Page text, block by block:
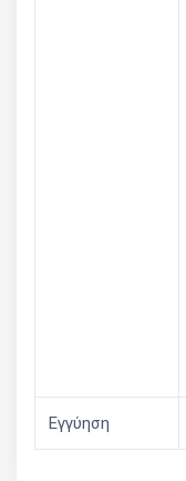
Εγγύηση